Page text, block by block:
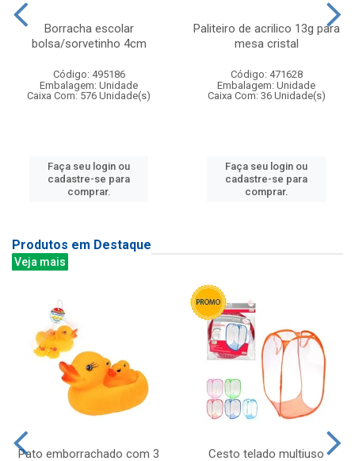
Borracha escolar
bolsa/sorvetinho 4cm
Código: 495186
Embalagem: Unidade
Caixa Com: 576 Unidade(s)
Faça seu login ou
cadastre-se para
comprar.
Paliteiro de acrilico 13g para
mesa cristal
Código: 471628
Embalagem: Unidade
Caixa Com: 36 Unidade(s)
Faça seu login ou
cadastre-se para
comprar.
Produtos em Destaque
Veja mais
Pato emborrachado com 3
Cesto telado multiuso